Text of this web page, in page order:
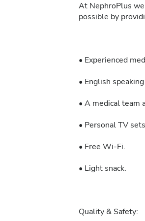
At NephroPlus
possible by
• Experienced
• English
• A medical team
• Personal TV
• Free Wi-Fi.
• Light snack.
Quality & Safety: